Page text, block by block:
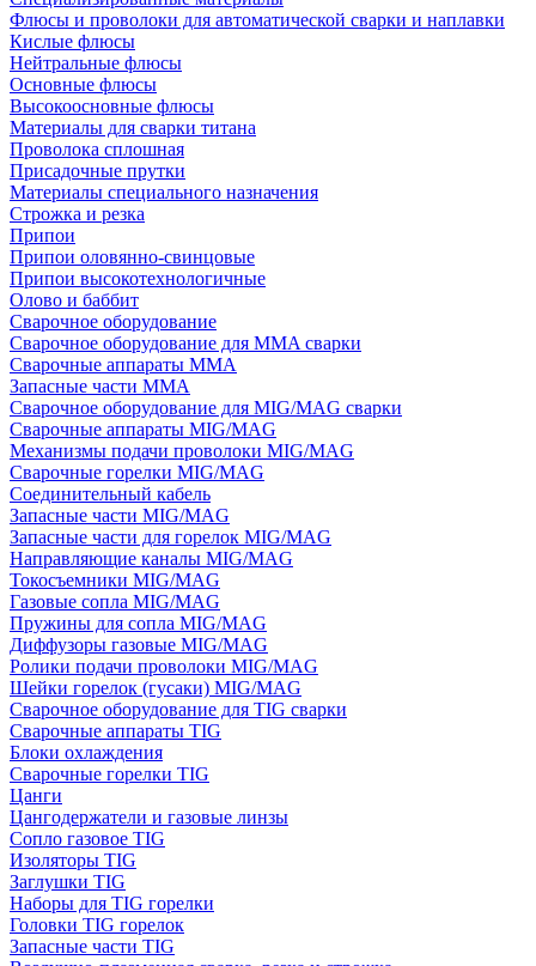
Флюсы и проволоки для автоматической сварки и наплавки
Кислые флюсы
Нейтральные флюсы
Основные флюсы
Высокоосновные флюсы
Материалы для сварки титана
Проволока сплошная
Присадочные прутки
Материалы специального назначения
Строжка и резка
Припои
Припои оловянно-свинцовые
Припои высокотехнологичные
Олово и баббит
Сварочное оборудование
Сварочное оборудование для MMA сварки
Сварочные аппараты MMA
Запасные части MMA
Сварочное оборудование для MIG/MAG сварки
Сварочные аппараты MIG/MAG
Механизмы подачи проволоки MIG/MAG
Сварочные горелки MIG/MAG
Соединительный кабель
Запасные части MIG/MAG
Запасные части для горелок MIG/MAG
Направляющие каналы MIG/MAG
Токосъемники MIG/MAG
Газовые сопла MIG/MAG
Пружины для сопла MIG/MAG
Диффузоры газовые MIG/MAG
Ролики подачи проволоки MIG/MAG
Шейки горелок (гусаки) MIG/MAG
Сварочное оборудование для TIG сварки
Сварочные аппараты TIG
Блоки охлаждения
Сварочные горелки TIG
Цанги
Цангодержатели и газовые линзы
Сопло газовое TIG
Изоляторы TIG
Заглушки TIG
Наборы для TIG горелки
Головки TIG горелок
Запасные части TIG